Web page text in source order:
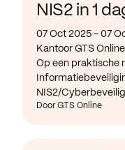
NIS2 in 1
07 Oct 2025 - 07
Kantoor GTS Online
Op een praktische
NIS2/
Door GTS Online